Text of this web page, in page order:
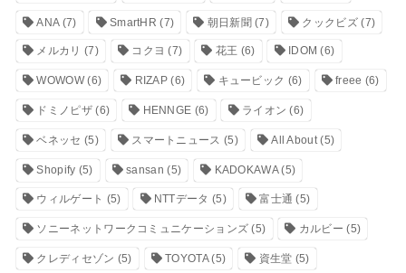
ANA(7) SmartHR (7) 朝日新聞(7) クックビズ(7)
メルカリ (7) コクヨ (7) 花王 (6) IDOM (6)
WOWOW(6) RIZAP (6) キュービック (6) freee (6)
ドミノピザ(6) HENNGE (6) ライオン (6)
ベネッセ (5) スマートニュース (5) All About(5)
Shopify (5) sansan (5) KADOKAWA(5)
ウィルゲート (5) NTTデータ (5) 富士通 (5)
ソニーネットワークコミュニケーションズ (5) カルビー (5)
クレディセゾン (5) TOYOTA(5) 資生堂 (5)